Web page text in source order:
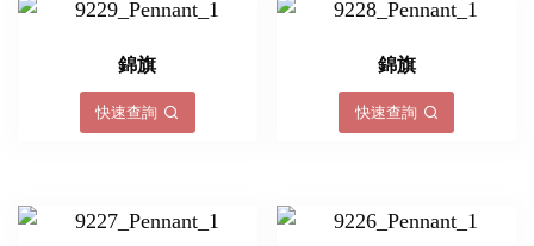
錦旗
快速查詢
錦旗
快速查詢